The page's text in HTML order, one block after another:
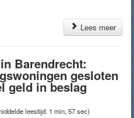
Lees meer
Barendrecht:
gesloten
geld in beslag
leestijd: 1 min, 57 sec)